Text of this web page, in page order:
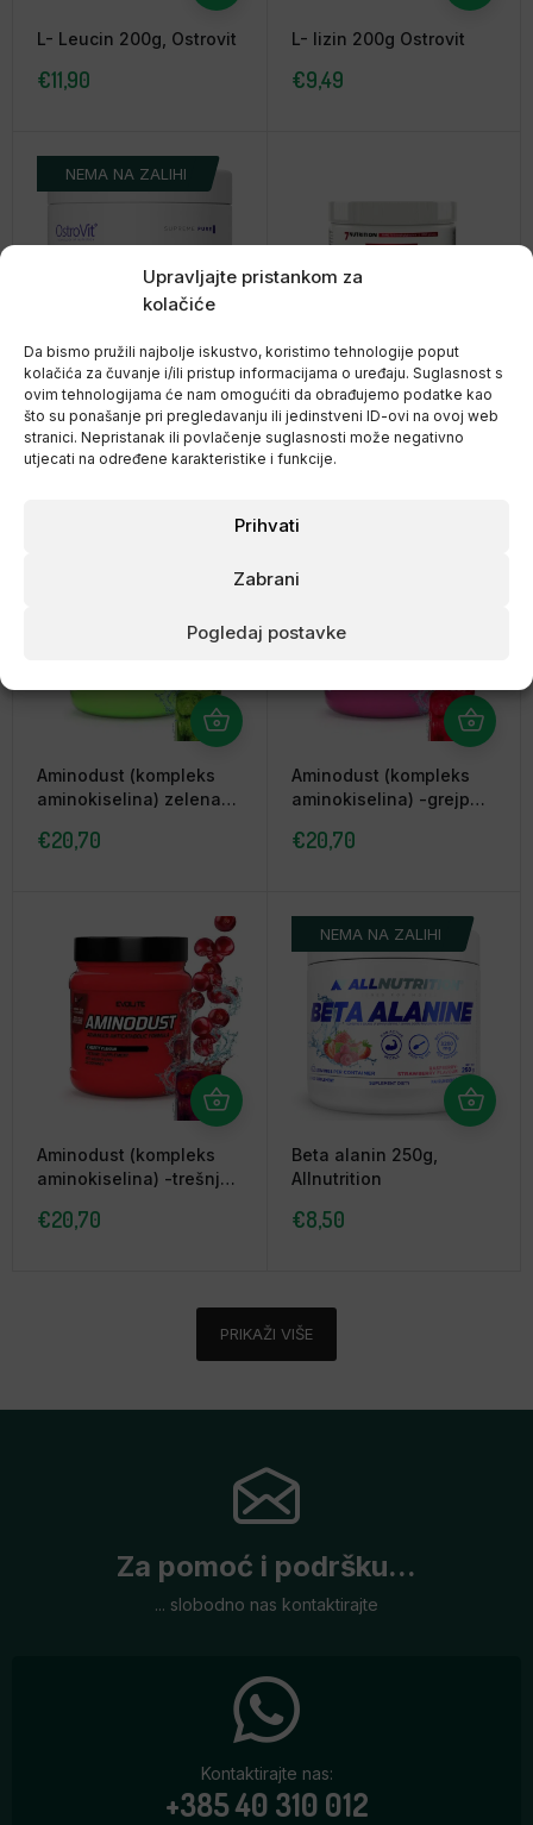
Upravljajte pristankom za
kolačiće
Da bismo pružili najbolje iskustvo, koristimo tehnologije poput
kolačića za čuvanje i/ili pristup informacijama o uređaju. Suglasnost s
ovim tehnologijama će nam omogućiti da obrađujemo podatke kao
što su ponašanje pri pregledavanju ili jedinstveni ID-ovi na ovoj web
stranici. Nepristanak ili povlačenje suglasnosti može negativno
utjecati na određene karakteristike i funkcije.
Prihvati
Zabrani
Pogledaj postavke
L- Leucin 200g, Ostrovit
€11,90
L- lizin 200g Ostrovit
€9,49
NEMA NA ZALIHI
L- Triptofan 200g,
Ostrovit
€14,47
TMG (trimetilglicin-
bezvodni BETAIN)+B6
P5P
€15,40
Aminodust (kompleks
aminokiselina) zelena
€20,70
Aminodust (kompleks
aminokiselina) -grejp
€20,70
Aminodust (kompleks
aminokiselina) -trešnja
€20,70
NEMA NA ZALIHI
Beta alanin 250g,
Allnutrition
€8,50
PRIKAŽI VIŠE
Za pomoć i podršku...
... slobodno nas kontaktirajte
Kontaktirajte nas:
+385 40 310 012